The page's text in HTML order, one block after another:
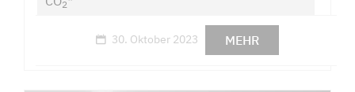
2
30. Oktober 2023 MEHR